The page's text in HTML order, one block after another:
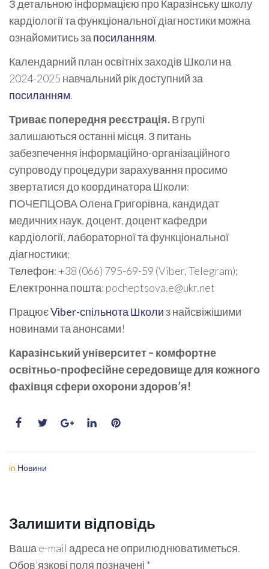
З детальною інформацією про Каразінську школу
кардіології та функціональної діагностики можна
ознайомитись за посиланням.
Календарний план освітніх заходів Школи на
2024-2025 навчальний рік доступний за
посиланням.
Триває попередня реєстрація.В групі
залишаються останні місця. З питань
забезпечення інформаційно-організаційного
супроводу процедури зарахування просимо
звертатися до координатора Школи:
ПОЧЕПЦОВА Олена Григорівна, кандидат
медичних наук, доцент, доцент кафедри
кардіології, лабораторної та функціональної
діагностики;
Телефон: +38 (066) 795-69-59 (Viber, Telegram);
Електронна пошта: pocheptsova.e@ukr.net
ПрацюєViber-спільнота Школиз найсвіжішими
новинами та анонсами!
Каразінський університет – комфортне
освітньо-професійне середовище для кожного
фахівця сфери охорони здоров’я!
in Новини
Залишити відповідь
Ваша e-mail адреса не оприлюднюватиметься.
Обов’язкові поля позначені *